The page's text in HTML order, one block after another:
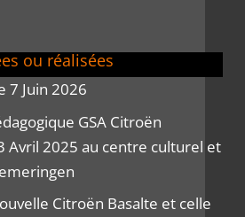
ou réalisées
7 Juin 2026
GSA Citroën
Avril 2025 au centre culturel et
Citroën Basalte et celle